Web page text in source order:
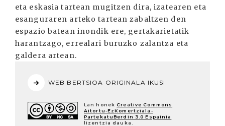
eta eskasia tartean mugitzen dira, izatearen eta
esanguraren arteko tartean zabaltzen den
espazio batean inondik ere, gertakarietatik
harantzago, errealari buruzko zalantza eta
galdera artean.
WEB BERTSIOA ORIGINALA IKUSI
Lan honek Creative Commons
Aitortu-EzKomertziala-
PartekatuBerdin 3.0 Espainia
lizentzia dauka.